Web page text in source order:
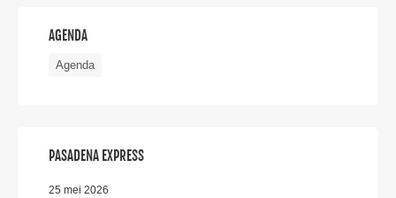
AGENDA
Agenda
PASADENA EXPRESS
25 mei 2026